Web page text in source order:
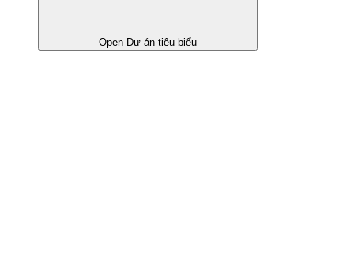
Open Dự án tiêu biểu